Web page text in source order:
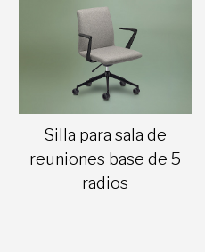
Silla para sala de
reuniones base de 5
radios